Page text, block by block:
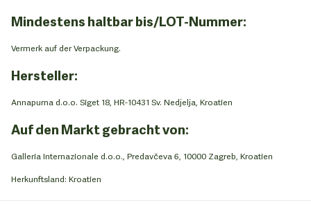
Mindestens haltbar bis/LOT-Nummer:
Vermerk auf der Verpackung.
Hersteller:
Annapurna d.o.o. Siget 18, HR-10431 Sv. Nedjelja, Kroatien
Auf den Markt gebracht von:
Galleria Internazionale d.o.o., Predavčeva 6, 10000 Zagreb, Kroatien
Herkunftsland: Kroatien